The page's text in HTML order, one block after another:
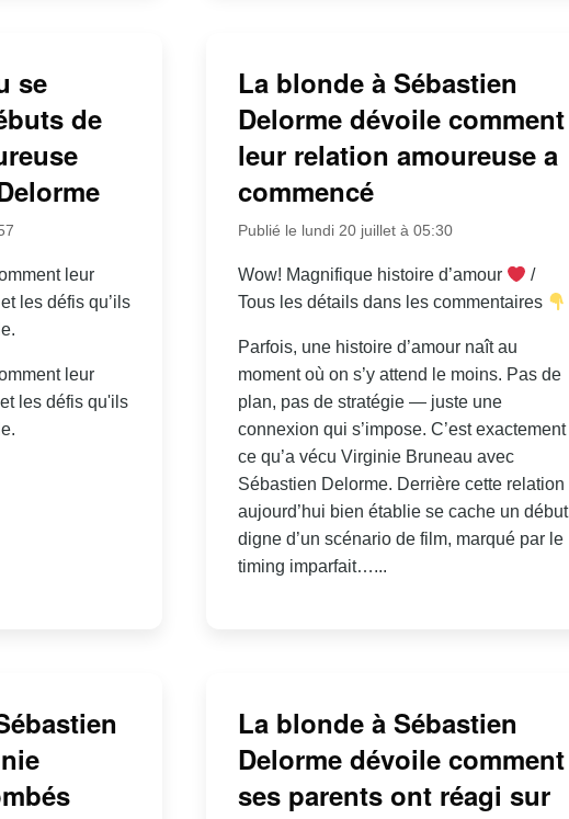
se
de
leur
les défis qu’ils
leur
les défis qu'ils
La blonde à Sébastien
Delorme dévoile comment
leur relation amoureuse a
commencé
Publié le lundi 20 juillet à 05:30
Wow! Magnifique histoire d’amour
/
Tous les détails dans les commentaires
Parfois, une histoire d’amour naît au
moment où on s’y attend le moins. Pas de
plan, pas de stratégie — juste une
connexion qui s’impose. C’est exactement
ce qu’a vécu Virginie Bruneau avec
Sébastien Delorme. Derrière cette relation
aujourd’hui bien établie se cache un début
digne d’un scénario de film, marqué par le
timing imparfait…...
La blonde à Sébastien
Delorme dévoile comment
ses parents ont réagi sur